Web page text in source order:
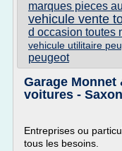
marques pieces
vehicule vente
d occasion toutes
vehicule utilitaire
peugeot
Garage Monnet
voitures - Saxon
Entreprises ou
tous les besoins.